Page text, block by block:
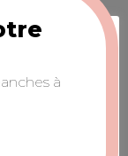
notre site
à